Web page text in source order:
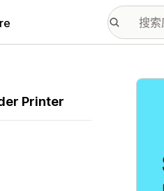
Printer
配图